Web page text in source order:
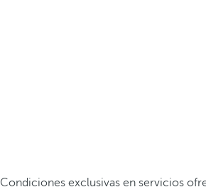
Condiciones exclusivas en servicios